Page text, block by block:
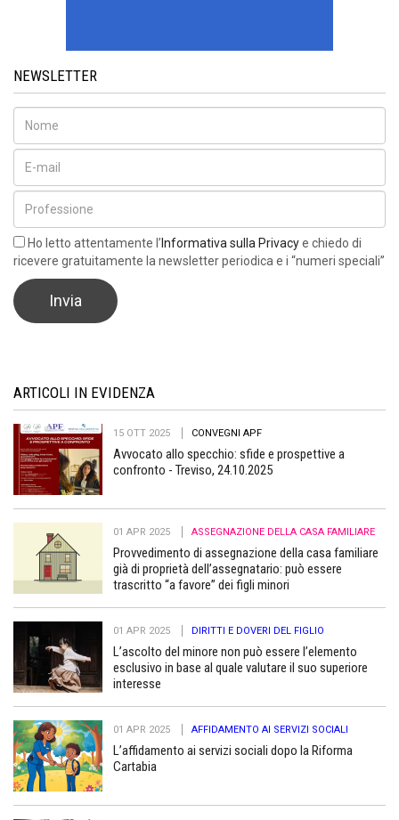
NEWSLETTER
Ho letto attentamente l’ Informativa sulla Privacye chiedo di
ricevere gratuitamente la newsletter periodica e i “numeri speciali”
ARTICOLI IN EVIDENZA
15 OTT 2025 CONVEGNI APF
Avvocato allo specchio: sfide e prospettive a
confronto - Treviso, 24.10.2025
01 APR 2025 ASSEGNAZIONE DELLA CASA FAMILIARE
Provvedimento di assegnazione della casa familiare
già di proprietà dell’assegnatario: può essere
trascritto “a favore” dei figli minori
01 APR 2025 DIRITTI E DOVERI DEL FIGLIO
L’ascolto del minore non può essere l’elemento
esclusivo in base al quale valutare il suo superiore
interesse
01 APR 2025 AFFIDAMENTO AI SERVIZI SOCIALI
L’affidamento ai servizi sociali dopo la Riforma
Cartabia